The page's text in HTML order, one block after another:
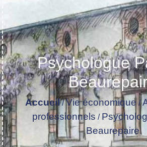
Psychologue
Accueil/Vie économique /
professionnels /
Beaurepaire